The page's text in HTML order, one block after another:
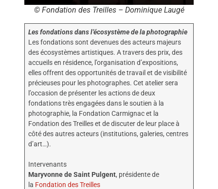
© Fondation des Treilles – Dominique Laugé
Les fondations dans l’écosystème de la photographie
Les fondations sont devenues des acteurs majeurs
des écosystèmes artistiques. A travers des prix, des
accueils en résidence, l’organisation d’expositions,
elles offrent des opportunités de travail et de visibilité
précieuses pour les photographes. Cet atelier sera
l’occasion de présenter les actions de deux
fondations très engagées dans le soutien à la
photographie, la Fondation Carmignac et la
Fondation des Treilles et de discuter de leur place à
côté des autres acteurs (institutions, galeries, centres
d’art…).
Intervenants
Maryvonne de Saint Pulgent, présidente de
la Fondation des Treilles